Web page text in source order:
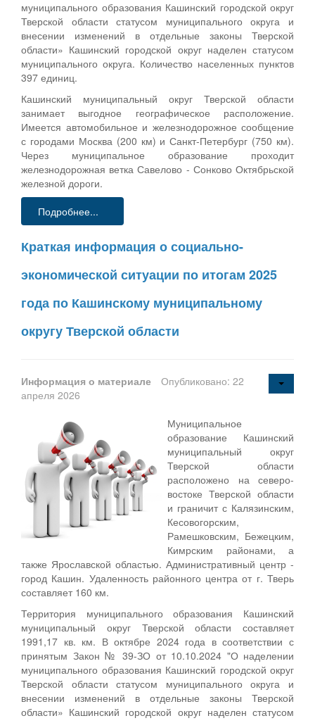
муниципального образования Кашинский городской округ
Тверской области статусом муниципального округа и
внесении изменений в отдельные законы Тверской
области» Кашинский городской округ наделен статусом
муниципального округа. Количество населенных пунктов
397 единиц.
Кашинский муниципальный округ Тверской области
занимает выгодное географическое расположение.
Имеется автомобильное и железнодорожное сообщение
с городами Москва (200 км) и Санкт-Петербург (750 км).
Через муниципальное образование проходит
железнодорожная ветка Савелово - Сонково Октябрьской
железной дороги.
Подробнее...
Краткая информация о социально-
экономической ситуации по итогам 2025
года по Кашинскому муниципальному
округу Тверской области
Информация о материале
Опубликовано: 22
апреля 2026
Муниципальное
образование Кашинский
муниципальный округ
Тверской области
расположено на северо-
востоке Тверской области
и граничит с Калязинским,
Кесовогорским,
Рамешковским, Бежецким,
Кимрским районами, а
также Ярославской областью. Административный центр -
город Кашин. Удаленность районного центра от г. Тверь
составляет 160 км.
Территория муниципального образования Кашинский
муниципальный округ Тверской области составляет
1991,17 кв. км. В октябре 2024 года в соответствии с
принятым Закон № 39-ЗО от 10.10.2024 "О наделении
муниципального образования Кашинский городской округ
Тверской области статусом муниципального округа и
внесении изменений в отдельные законы Тверской
области» Кашинский городской округ наделен статусом